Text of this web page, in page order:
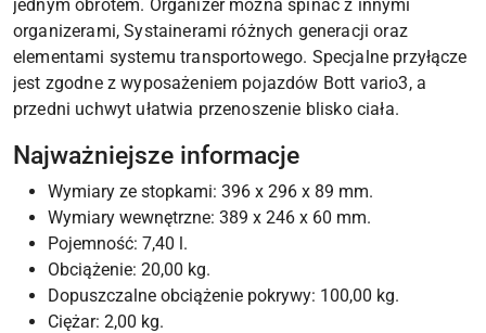
jednym obrotem. Organizer można spinać z innymi
organizerami, Systainerami różnych generacji oraz
elementami systemu transportowego. Specjalne przyłącze
jest zgodne z wyposażeniem pojazdów Bott vario3, a
przedni uchwyt ułatwia przenoszenie blisko ciała.
Najważniejsze informacje
Wymiary ze stopkami: 396 x 296 x 89 mm.
Wymiary wewnętrzne: 389 x 246 x 60 mm.
Pojemność: 7,40 l.
Obciążenie: 20,00 kg.
Dopuszczalne obciążenie pokrywy: 100,00 kg.
Ciężar: 2,00 kg.